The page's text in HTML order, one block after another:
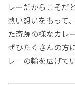
レーだからこそだ
熱い想いをもって
た奇跡の様なカレー
ぜひたくさんの方
レーの輪を広げて